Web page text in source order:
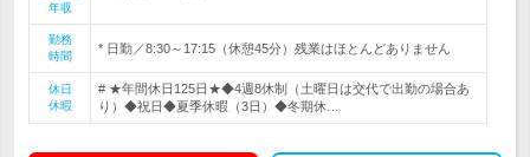
年収
勤務
時間
* 日勤／8:30～17:15（休憩45分）残業はほとんどありません
休日
休暇
# ★年間休日125日★◆4週8休制（土曜日は交代で出勤の場合あ
り）◆祝日◆夏季休暇（3日）◆冬期休…